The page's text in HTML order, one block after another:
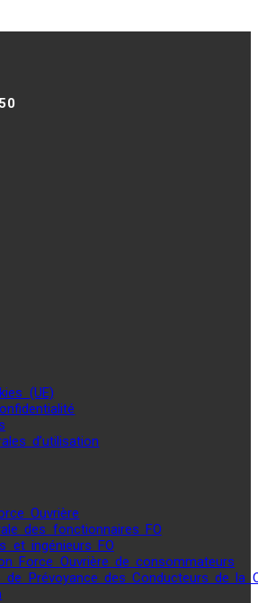
(UE)
d’utilisation
Ouvrière
des fonctionnaires FO
et ingénieurs FO
Force Ouvrière de consommateurs
de Prévoyance des Conducteurs de la